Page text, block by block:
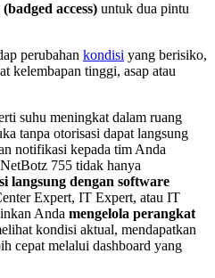
access) untuk dua pintu
perubahan kondisi yang berisiko,
kelembapan tinggi, asap atau
suhu meningkat dalam ruang
tanpa otorisasi dapat langsung
notifikasi kepada tim Anda
755 tidak hanya
langsung dengan software
Expert, IT Expert, atau IT
Anda mengelola perangkat
kondisi aktual, mendapatkan
cepat melalui dashboard yang